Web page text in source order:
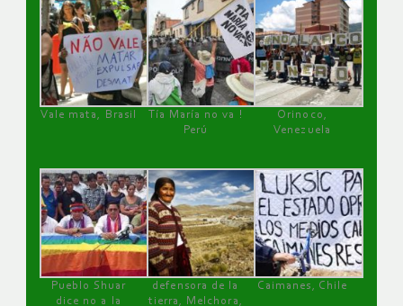
Vale mata, Brasil
Tía María no va !
Perú
Orinoco,
Venezuela
Pueblo Shuar
dice no a la
defensora de la
tierra, Melchora,
Caimanes, Chile